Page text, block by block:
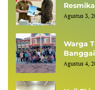
Besar
Agustus 3,
Warga
Perkara
Agustus 4,